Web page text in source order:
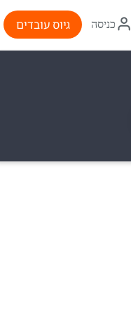
איקון
התחברות
כניסה גיוס עובדים